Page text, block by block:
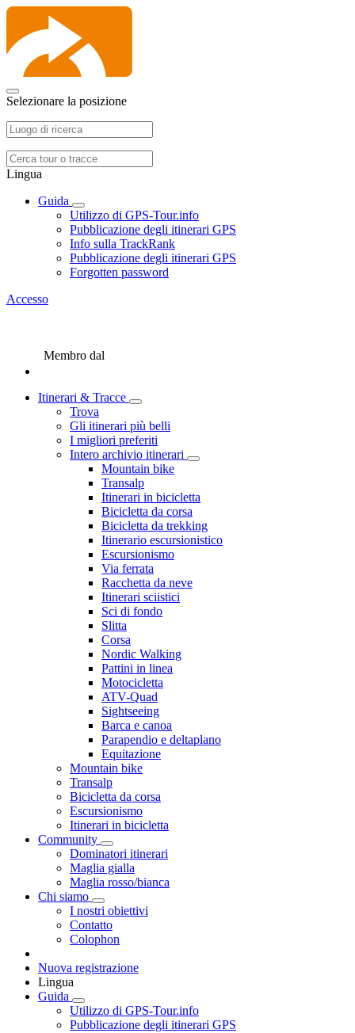
Selezionare la posizione
Lingua
Guida
Utilizzo di GPS-Tour.info
Pubblicazione degli itinerari GPS
Info sulla TrackRank
Pubblicazione degli itinerari GPS
Forgotten password
Accesso
Membro dal
Itinerari & Tracce
Trova
Gli itinerari più belli
I migliori preferiti
Intero archivio itinerari
Mountain bike
Transalp
Itinerari in bicicletta
Bicicletta da corsa
Bicicletta da trekking
Itinerario escursionistico
Escursionismo
Via ferrata
Racchetta da neve
Itinerari sciistici
Sci di fondo
Slitta
Corsa
Nordic Walking
Pattini in linea
Motocicletta
ATV-Quad
Sightseeing
Barca e canoa
Parapendio e deltaplano
Equitazione
Mountain bike
Transalp
Bicicletta da corsa
Escursionismo
Itinerari in bicicletta
Community
Dominatori itinerari
Maglia gialla
Maglia rosso/bianca
Chi siamo
I nostri obiettivi
Contatto
Colophon
Nuova registrazione
Lingua
Guida
Utilizzo di GPS-Tour.info
Pubblicazione degli itinerari GPS